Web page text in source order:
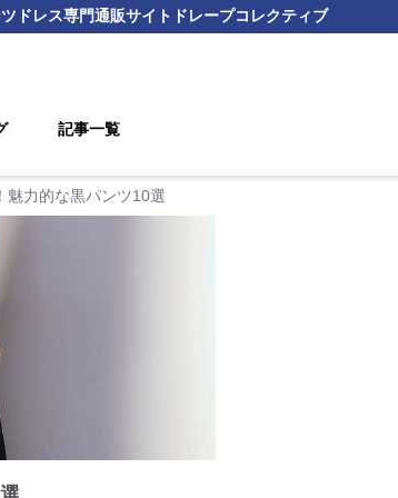
ドレス専門通販サイト ドレープコレクティブ
記事一覧
魅力的な黒パンツ10選